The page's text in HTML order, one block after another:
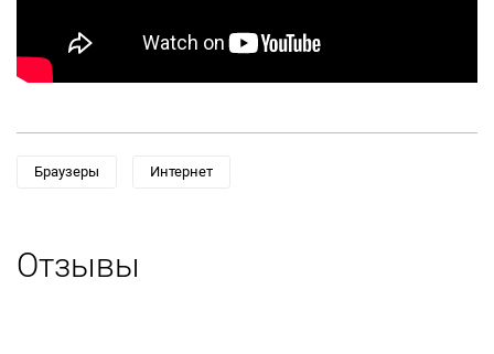
Браузеры Интернет
Отзывы